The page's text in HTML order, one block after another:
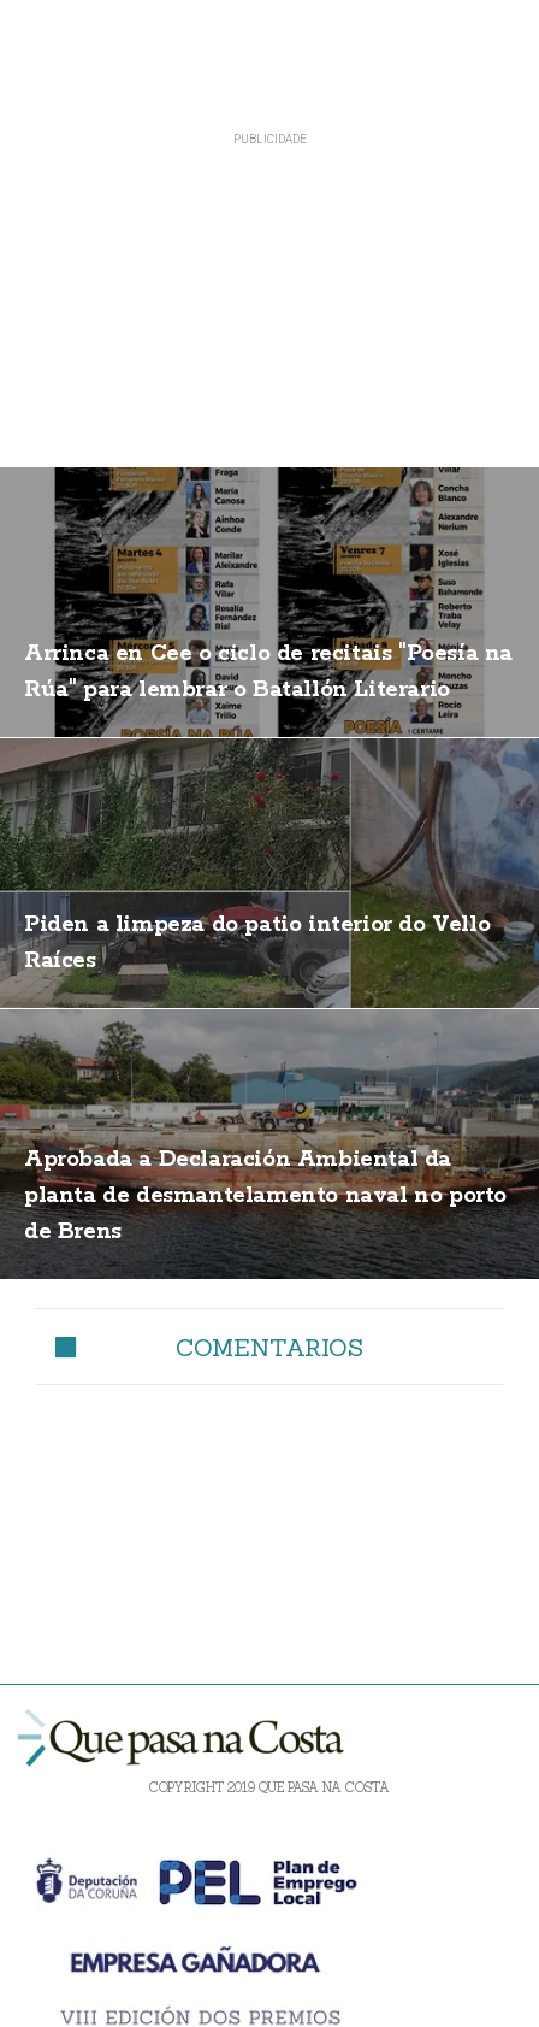
Arrinca en Cee o ciclo de recitais "Poesía na
Rúa" para lembrar o Batallón Literario
Piden a limpeza do patio interior do Vello
Raíces
Aprobada a Declaración Ambiental da
planta de desmantelamento naval no porto
de Brens
COMENTARIOS
COPYRIGHT 2019 QUE PASA NA COSTA